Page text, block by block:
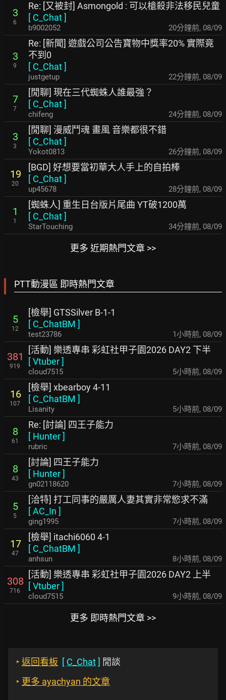
3
6
Re: [又被封] Asmongold : 可以槍殺非法移民兒童
[ C_Chat]
b9002052 21分鐘前, 08/09
3
9
Re: [新聞] 遊戲公司公告寶物中獎率20% 實際竟
不到0
[ C_Chat]
justgetup 22分鐘前, 08/09
7
7
[閒聊] 現在三代蜘蛛人誰最強？
[ C_Chat]
chifeng 24分鐘前, 08/09
3
3
[閒聊] 漫威鬥魂 畫風 音樂都很不錯
[ C_Chat]
Yokot0813 27分鐘前, 08/09
19
20
[BGD] 好想要當初華大人手上的自拍棒
[ C_Chat]
up45678 28分鐘前, 08/09
1
1
[蜘蛛人] 重生日台版片尾曲 YT破1200萬
[ C_Chat]
StarTouching 35分鐘前, 08/09
更多 近期熱門文章 >>
PTT動漫區 即時熱門文章
5
12
[檢舉] GTSSilver B-1-1
[ C_ChatBM ]
test23786 1小時前, 08/09
381
919
[活動] 樂透專串 彩虹社甲子園2026 DAY2 下半
[Vtuber]
cloud7515 5小時前, 08/09
16
107
[檢舉] xbearboy 4-11
[ C_ChatBM ]
Lisanity 5小時前, 08/09
8
61
Re: [討論] 四王子能力
[ Hunter]
rubric 7小時前, 08/09
8
43
[討論] 四王子能力
[ Hunter]
gn02118620 7小時前, 08/09
5
5
[洽特] 打工同事的嚴厲人妻其實非常慾求不滿
[AC_In ]
ging1995 7小時前, 08/09
17
47
[檢舉] itachi6060 4-1
[ C_ChatBM ]
anhsun 8小時前, 08/09
308
716
[活動] 樂透專串 彩虹社甲子園2026 DAY2 上半
[Vtuber]
cloud7515 9小時前, 08/09
更多 即時熱門文章 >>
‣ 返回看板 [ C_Chat] 閒談
‣ 更多 ayachyan 的文章